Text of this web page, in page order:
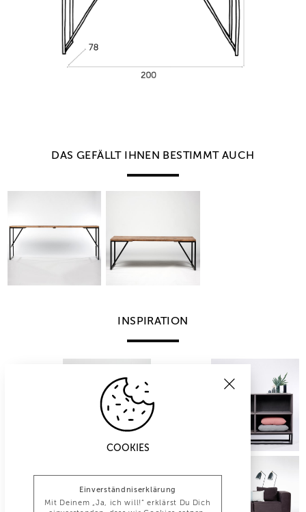
DAS GEFÄLLT IHNEN BESTIMMT AUCH
INSPIRATION
COOKIES
Einverständniserklärung
Mit Deinem „Ja, ich will!“ erklärst Du Dich